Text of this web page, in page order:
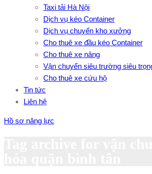
Taxi tải Hà Nội
Dịch vụ kéo Container
Dịch vụ chuyển kho xưởng
Cho thuê xe đầu kéo Container
Cho thuê xe nâng
Vận chuyển siêu trường siêu
Cho thuê xe cứu hộ
Tin tức
Liên hệ
Hồ sơ năng lực